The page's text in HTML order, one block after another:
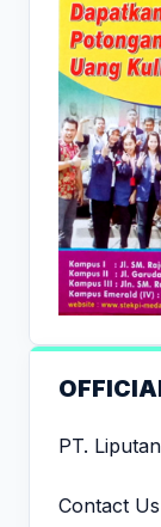
PT.
Contact